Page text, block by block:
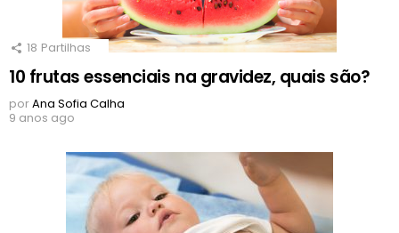
18 Partilhas
10 frutas essenciais na gravidez, quais são?
porAna Sofia Calha
9 anos ago